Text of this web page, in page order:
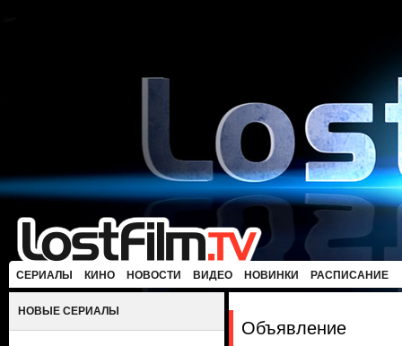
СЕРИАЛЫ КИНО НОВОСТИ ВИДЕО НОВИНКИ РАСПИСАНИЕ
НОВЫЕ СЕРИАЛЫ
Объявление